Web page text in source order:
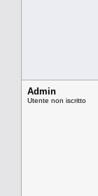
Admin
Utente non iscritto